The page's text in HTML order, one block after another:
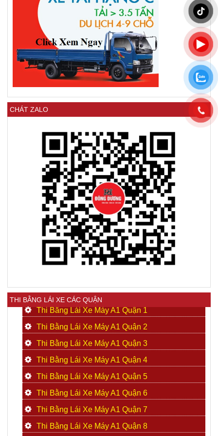
CHÁT ZALO
THI BẰNG LÁI XE CÁC QUẬN
Thi Bằng Lái Xe Máy A1 Quận 1
Thi Bằng Lái Xe Máy A1 Quận 2
Thi Bằng Lái Xe Máy A1 Quận 3
Thi Bằng Lái Xe Máy A1 Quận 4
Thi Bằng Lái Xe Máy A1 Quận 5
Thi Bằng Lái Xe Máy A1 Quận 6
Thi Bằng Lái Xe Máy A1 Quận 7
Thi Bằng Lái Xe Máy A1 Quận 8